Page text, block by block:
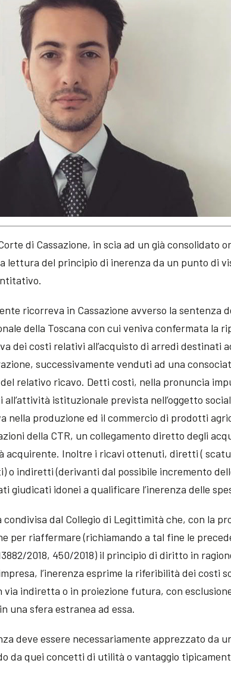
di Cassazione, in scia ad un già consolidato
lettura del principio di inerenza da un punto di
ricorreva in Cassazione avverso la sentenza
della Toscana con cui veniva confermata la
dei costi relativi all’acquisto di arredi destinati
successivamente venduti ad una
relativo ricavo. Detti costi, nella pronuncia
istituzionale prevista nell’oggetto
nella produzione ed il commercio di prodotti
della CTR, un collegamento diretto degli
acquirente. Inoltre i ricavi ottenuti, diretti (
o indiretti (derivanti dal possibile incremento
giudicati idonei a qualificare l’inerenza delle
dal Collegio di Legittimità che, con la
per riaffermare (richiamando a tal fine le
2018, 450/2018) il principio di diritto in
l’inerenza esprime la riferibilità dei costi
via indiretta o in proiezione futura, con
una sfera estranea ad essa.
deve essere necessariamente apprezzato da
da quei concetti di utilità o vantaggio